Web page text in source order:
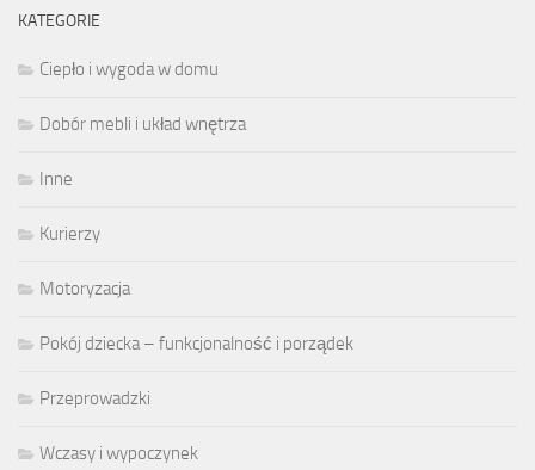
KATEGORIE
Ciepło i wygoda w domu
Dobór mebli i układ wnętrza
Inne
Kurierzy
Motoryzacja
Pokój dziecka – funkcjonalność i porządek
Przeprowadzki
Wczasy i wypoczynek